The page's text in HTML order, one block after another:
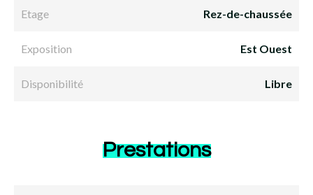
Etage Rez-de-chaussée
Exposition Est Ouest
Disponibilité Libre
Prestations